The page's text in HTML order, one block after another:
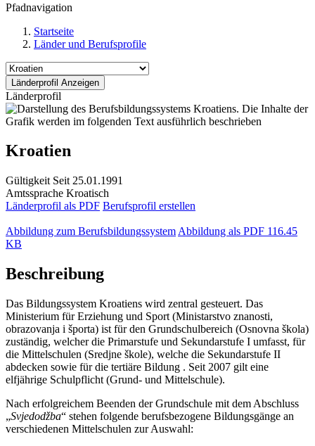
Pfadnavigation
Startseite
Länder und Berufsprofile
Länderprofil
Kroatien
Gültigkeit Seit 25.01.1991
Amtssprache Kroatisch
Länderprofil als PDF Berufsprofil erstellen
Abbildung zum Berufsbildungssystem Abbildung als PDF 116.45
KB
Beschreibung
Das Bildungssystem Kroatiens wird zentral gesteuert. Das
Ministerium für Erziehung und Sport (Ministarstvo znanosti,
obrazovanja i športa) ist für den Grundschulbereich (Osnovna škola)
zuständig, welcher die Primarstufe und Sekundarstufe I umfasst, für
die Mittelschulen (Sredjne škole), welche die Sekundarstufe II
abdecken sowie für die tertiäre Bildung . Seit 2007 gilt eine
elfjährige Schulpflicht (Grund- und Mittelschule).
Nach erfolgreichem Beenden der Grundschule mit dem Abschluss
„Svjedodžba“ stehen folgende berufsbezogene Bildungsgänge an
verschiedenen Mittelschulen zur Auswahl: